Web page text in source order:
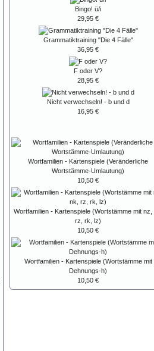
Bingo! ü/i
29,95 €
Grammatiktraining "Die 4 Fälle"
36,95 €
F oder V?
28,95 €
Nicht verwechseln! - b und d
16,95 €
Wortfamilien - Kartenspiele (Veränderliche
Wortstämme-Umlautung)
10,50 €
Wortfamilien - Kartenspiele (Wortstämme mit nz,
rz, rk, lz)
10,50 €
Wortfamilien - Kartenspiele (Wortstämme mit
Dehnungs-h)
10,50 €